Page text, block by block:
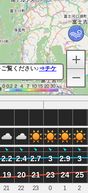
21 22 23 0 1 2
覧ください♪⇒チケ